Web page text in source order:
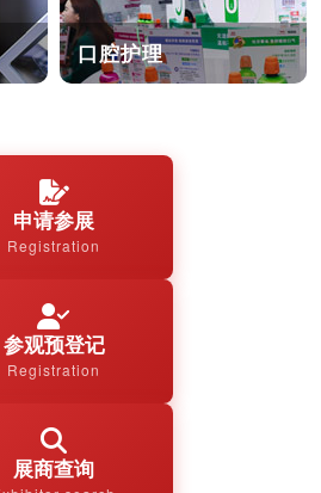
口腔护理
申请参展
Registration
参观预登记
Registration
展商查询